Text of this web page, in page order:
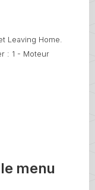
Leaving Home.
: 1 - Moteur
menu